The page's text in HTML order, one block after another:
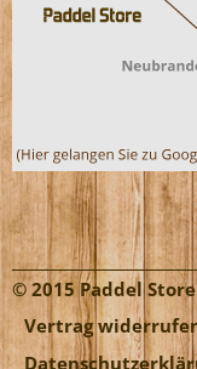
© 2015 Paddel Store
Vertrag